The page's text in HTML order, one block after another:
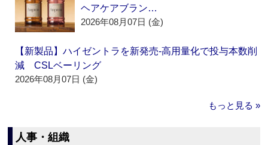
ヘアケアブラン…
2026年08月07日 (金)
【新製品】ハイゼントラを新発売‐高用量化で投与本数削
減 CSLベーリング
2026年08月07日 (金)
もっと見る »
人事・組織